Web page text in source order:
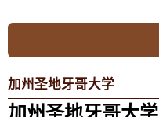
美国留学
各校列表
加州圣地牙哥大学